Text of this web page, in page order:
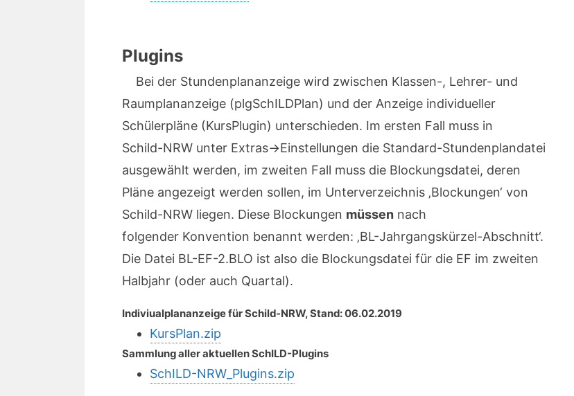
Plugins
Bei der Stundenplananzeige wird zwischen Klassen-, Lehrer- und
Raumplananzeige (plgSchILDPlan) und der Anzeige individueller
Schülerpläne (KursPlugin) unterschieden. Im ersten Fall muss in
Schild-NRW unter Extras->Einstellungen die Standard-Stundenplandatei
ausgewählt werden, im zweiten Fall muss die Blockungsdatei, deren
Pläne angezeigt werden sollen, im Unterverzeichnis ‚Blockungen‘ von
Schild-NRW liegen. Diese Blockungen müssen nach
folgender Konvention benannt werden: ‚BL-Jahrgangskürzel-Abschnitt‘.
Die Datei BL-EF-2.BLO ist also die Blockungsdatei für die EF im zweiten
Halbjahr (oder auch Quartal).
Indiviualplananzeige für Schild-NRW, Stand: 06.02.2019
KursPlan.zip
Sammlung aller aktuellen SchILD-Plugins
SchILD-NRW_Plugins.zip